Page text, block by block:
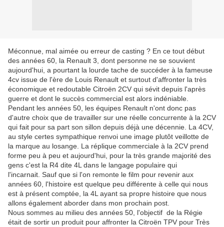
Méconnue, mal aimée ou erreur de casting ? En ce tout début
des années 60, la Renault 3, dont personne ne se souvient
aujourd'hui, a pourtant la lourde tache de succéder à la fameuse
4cv issue de l'ère de Louis Renault et surtout d'affronter la très
économique et redoutable Citroën 2CV qui sévit depuis l'après
guerre et dont le succès commercial est alors indéniable.
Pendant les années 50, les équipes Renault n'ont donc pas
d'autre choix que de travailler sur une réelle concurrente à la 2CV
qui fait pour sa part son sillon depuis déjà une décennie. La 4CV,
au style certes sympathique renvoi une image plutôt veillotte de
la marque au losange. La réplique commerciale à la 2CV prend
forme peu à peu et aujourd'hui, pour la très grande majorité des
gens c'est la R4 dite 4L dans le langage populaire qui
l'incarnait. Sauf que si l'on remonte le film pour revenir aux
années 60, l'histoire est quelque peu différente à celle qui nous
est à présent comptée, la 4L ayant sa propre histoire que nous
allons également aborder dans mon prochain post.
Nous sommes au milieu des années 50, l'objectif de la Régie
était de sortir un produit pour affronter la Citroën TPV pour Très